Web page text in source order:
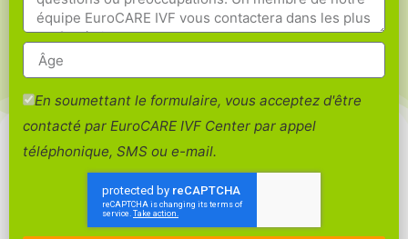
En soumettant le formulaire, vous acceptez d'être
contacté par EuroCARE IVF Center par appel
téléphonique, SMS ou e-mail.